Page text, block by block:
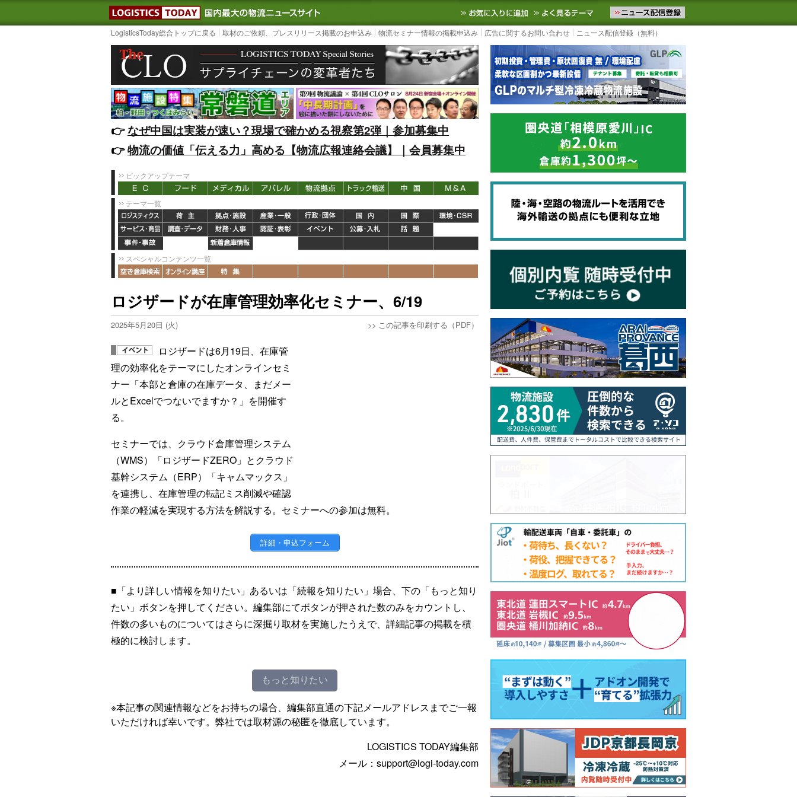
LOGISTICS TODAY｜国内最大の物流ニュースサイト3PL, SCMなど国内外の最新の物流ニュースをお届けします。物流ニュースメール配信を登録す
お気に入りに追加 よく見るテーマ
LogisticsToday総合トップに戻る 取材のご依頼、プレスリリース掲載のお申込み 物流セミナー情報の掲載申込み 広告に関するお問い合わせ ニュース配信登録（無料）
👉️なぜ中国は実装が速い？現場で確かめる視察第2弾｜参加募集中
👉️物流の価値「伝える力」高める【物流広報連絡会議】｜会員募集中
ピックアップテーマ
テーマ一覧
スペシャルコンテンツ一覧
ロジザードが在庫管理効率化セミナー、6/19
2025年5月20日 (火) >> この記事を印刷する（PDF）
ロジザードは6月19日、在庫管
理の効率化をテーマにしたオンラインセミ
ナー「本部と倉庫の在庫データ、まだメー
ルとExcelでつないでますか？」を開催す
る。
セミナーでは、クラウド倉庫管理システム
（WMS）「ロジザードZERO」とクラウド
基幹システム（ERP）「キャムマックス」
を連携し、在庫管理の転記ミス削減や確認
作業の軽減を実現する方法を解説する。セミナーへの参加は無料。
詳細・申込フォーム
■「より詳しい情報を知りたい」あるいは「続報を知りたい」場合、下の「もっと知り
たい」ボタンを押してください。編集部にてボタンが押された数のみをカウントし、
件数の多いものについてはさらに深掘り取材を実施したうえで、詳細記事の掲載を積
極的に検討します。
もっと知りたい
※本記事の関連情報などをお持ちの場合、編集部直通の下記メールアドレスまでご一報
いただければ幸いです。弊社では取材源の秘匿を徹底しています。
LOGISTICS TODAY編集部
メール：support@logi-today.com